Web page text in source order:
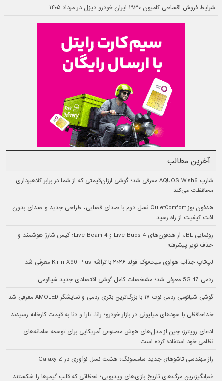
شرایط فروش اقساطی کامیون ۱۹۳۰ ایران خودرو دیزل در مرداد ۱۴۰۵
آخرین مطالب
شارپ AQUOS Wish6 معرفی شد؛ گوشی ارزان‌قیمتی که از شما در برابر کلاهبرداری
محافظت می‌کند
هدفون بوز QuietComfort نسل دوم با صدای فضایی، طراحی جدید و صدای بدون
افت کیفیت از راه رسید
رونمایی JBL از هدفون‌های Live Buds 4 و Live Beam 4؛ کیس شارژ هوشمند و
حذف نویز پیشرفته
لپ‌تاپ جذاب هواوی میت‌بوک فولد ۲۰۲۶ با تراشه Kirin X90 Plus معرفی شد
ردمی 17 5G معرفی شد؛ مشخصات کامل گوشی اقتصادی جدید شیائومی
گوشی شیائومی ردمی نوت ۱۷ با بزرگ‌ترین باتری ردمی و نمایشگر AMOLED معرفی شد
خداحافظی با سودهای میلیونی در بازار خودرو؛ رانا، تارا و دنا به قیمت کارخانه رسیدند
ادعای رویترز: چین از مدل‌های هوش مصنوعی آمریکایی برای توسعه سامانه‌های
نظامی خود استفاده کرده است
راز مهندسی تاشوهای جدید سامسونگ؛ هشت نسل نوآوری در Galaxy Z
غم‌انگیزترین مرگ‌های تاریخ بازی‌های ویدیویی؛ لحظاتی که قلب گیمرها را شکستند